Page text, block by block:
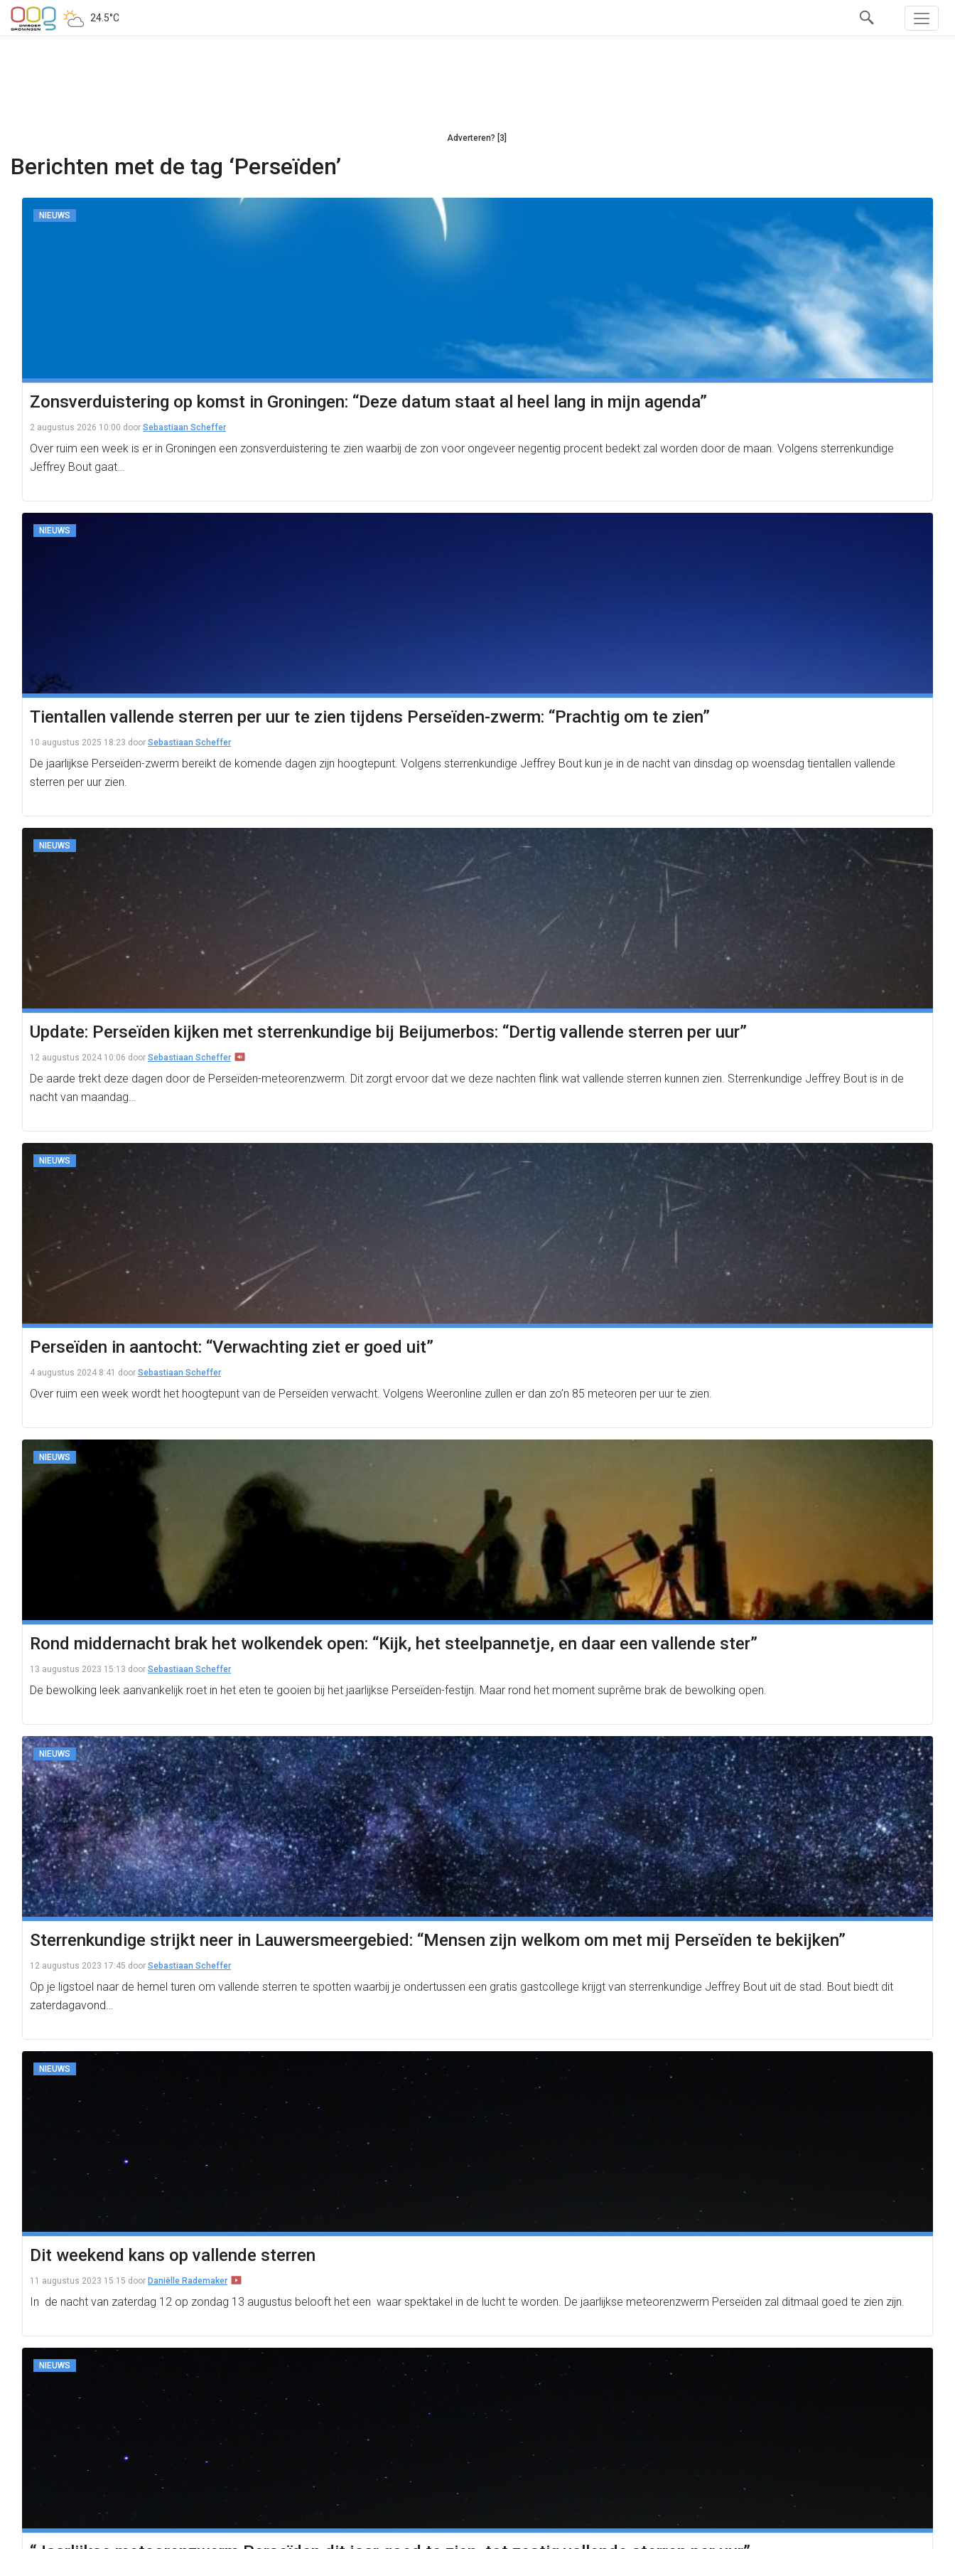
24.5°C
Adverteren? [3]
Berichten met de tag ‘Perseïden’
NIEUWS
Zonsverduistering op komst in Groningen: “Deze datum staat al heel lang in mijn agenda”
2 augustus 2026 10:00 door Sebastiaan Scheffer
Over ruim een week is er in Groningen een zonsverduistering te zien waarbij de zon voor ongeveer negentig procent bedekt zal worden door de maan. Volgens sterrenkundige
Jeffrey Bout gaat…
NIEUWS
Tientallen vallende sterren per uur te zien tijdens Perseïden-zwerm: “Prachtig om te zien”
10 augustus 2025 18:23 door Sebastiaan Scheffer
De jaarlijkse Perseïden-zwerm bereikt de komende dagen zijn hoogtepunt. Volgens sterrenkundige Jeffrey Bout kun je in de nacht van dinsdag op woensdag tientallen vallende
sterren per uur zien.
NIEUWS
Update: Perseïden kijken met sterrenkundige bij Beijumerbos: “Dertig vallende sterren per uur”
12 augustus 2024 10:06 door Sebastiaan Scheffer
De aarde trekt deze dagen door de Perseïden-meteorenzwerm. Dit zorgt ervoor dat we deze nachten flink wat vallende sterren kunnen zien. Sterrenkundige Jeffrey Bout is in de
nacht van maandag…
NIEUWS
Perseïden in aantocht: “Verwachting ziet er goed uit”
4 augustus 2024 8:41 door Sebastiaan Scheffer
Over ruim een week wordt het hoogtepunt van de Perseïden verwacht. Volgens Weeronline zullen er dan zo’n 85 meteoren per uur te zien.
NIEUWS
Rond middernacht brak het wolkendek open: “Kijk, het steelpannetje, en daar een vallende ster”
13 augustus 2023 15:13 door Sebastiaan Scheffer
De bewolking leek aanvankelijk roet in het eten te gooien bij het jaarlijkse Perseïden-festijn. Maar rond het moment suprême brak de bewolking open.
NIEUWS
Sterrenkundige strijkt neer in Lauwersmeergebied: “Mensen zijn welkom om met mij Perseïden te bekijken”
12 augustus 2023 17:45 door Sebastiaan Scheffer
Op je ligstoel naar de hemel turen om vallende sterren te spotten waarbij je ondertussen een gratis gastcollege krijgt van sterrenkundige Jeffrey Bout uit de stad. Bout biedt dit
zaterdagavond…
NIEUWS
Dit weekend kans op vallende sterren
11 augustus 2023 15:15 door Daniëlle Rademaker
In de nacht van zaterdag 12 op zondag 13 augustus belooft het een waar spektakel in de lucht te worden. De jaarlijkse meteorenzwerm Perseïden zal ditmaal goed te zien zijn.
NIEUWS